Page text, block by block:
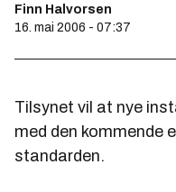
Finn Halvorsen
16. mai 2006 - 07:37
Tilsynet vil at nye
med den kommende
standarden.